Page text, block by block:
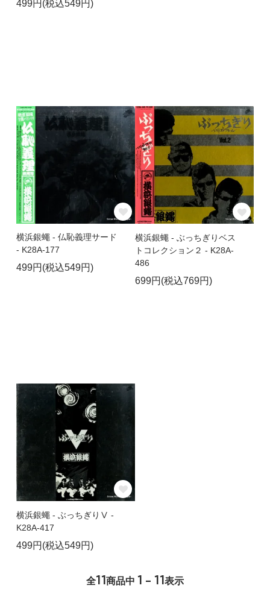
499円(税込549円)
横浜銀蠅 - 仏恥義理サード
- K28A-177
499円(税込549円)
横浜銀蠅 - ぶっちぎりベス
トコレクション２ - K28A-
486
699円(税込769円)
横浜銀蠅 - ぶっちぎりⅤ -
K28A-417
499円(税込549円)
全11商品中 1 - 11表示